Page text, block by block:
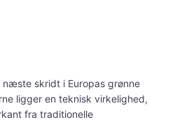
næste skridt i Europas grønne
ligger en teknisk virkelighed,
fra traditionelle